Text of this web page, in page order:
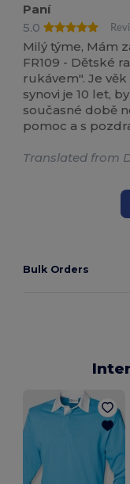
Paní
5.0
Milý týme, Mám
FR109 - Dětské
rukávem". Je
synovi je 10 let,
současné době
pomoc a s
Translated from
Bulk Orders